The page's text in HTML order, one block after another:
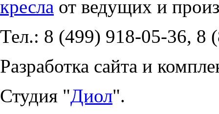
кресла от ведущих и
Тел.: 8 (499) 918-05-36, 8
Разработка сайта и
Студия "Диол".